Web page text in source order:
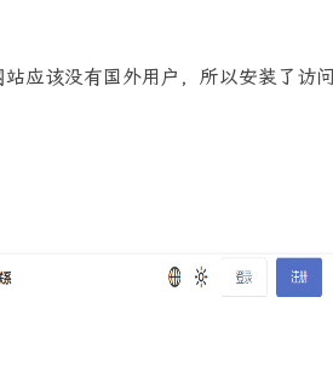
应该没有国外用户，所以安装了访问